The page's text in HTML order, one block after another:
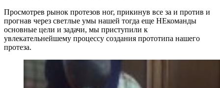
Просмотрев рынок протезов ног, прикинув все за и против и
прогнав через светлые умы нашей тогда еще НЕкоманды
основные цели и задачи, мы приступили к
увлекательнейшему процессу создания прототипа нашего
протеза.